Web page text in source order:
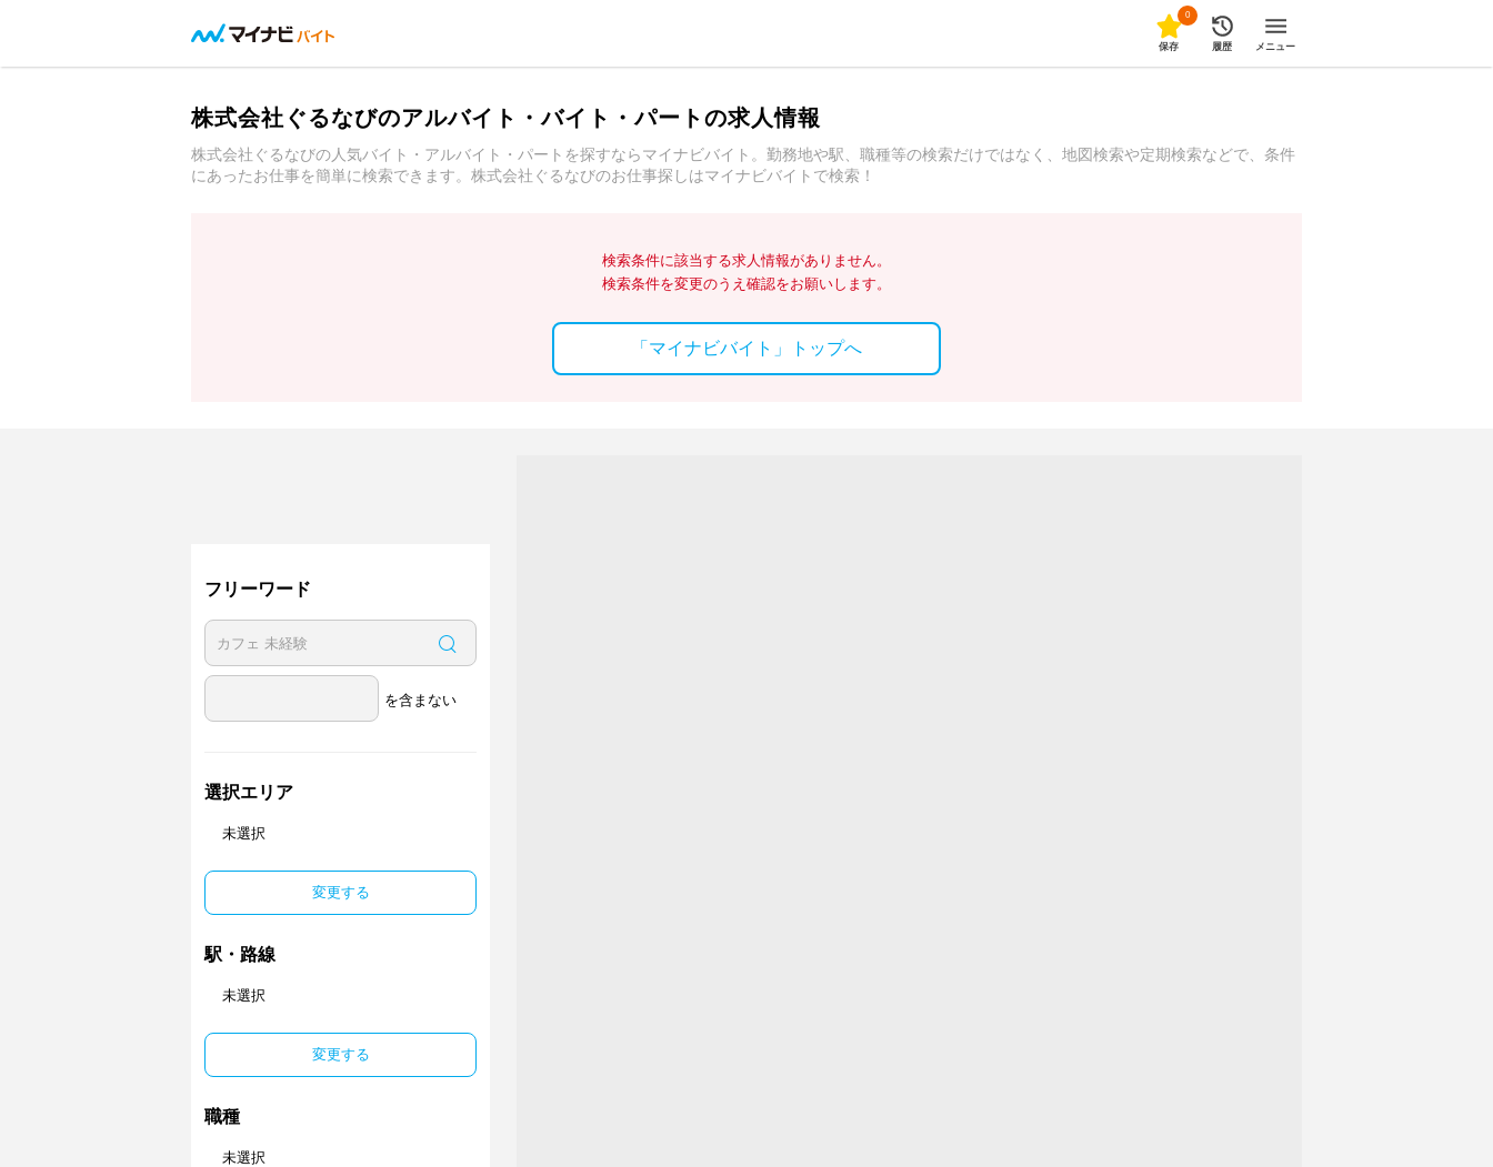
0
保存 履歴 メニュー
株式会社ぐるなびのアルバイト・バイト・パートの求人情報
株式会社ぐるなびの人気バイト・アルバイト・パートを探すならマイナビバイト。勤務地や駅、職種等の検索だけではなく、地図検索や定期検索などで、条件
にあったお仕事を簡単に検索できます。株式会社ぐるなびのお仕事探しはマイナビバイトで検索！
検索条件に該当する求人情報がありません。
検索条件を変更のうえ確認をお願いします。
「マイナビバイト」トップへ
フリーワード
を含まない
選択エリア
未選択
変更する
駅・路線
未選択
変更する
職種
未選択